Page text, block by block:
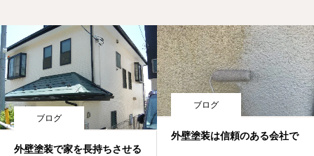
ブログ
外壁塗装で家を長持ちさせる
ブログ
外壁塗装は信頼のある会社で